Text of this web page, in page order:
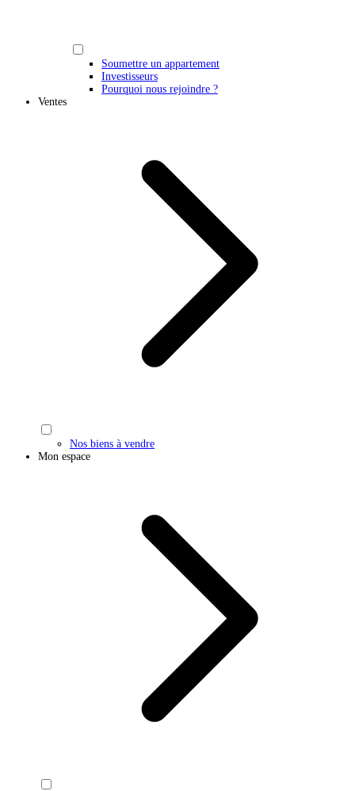
Soumettre un appartement
Investisseurs
Pourquoi nous rejoindre ?
Ventes
Nos biens à vendre
Mon espace